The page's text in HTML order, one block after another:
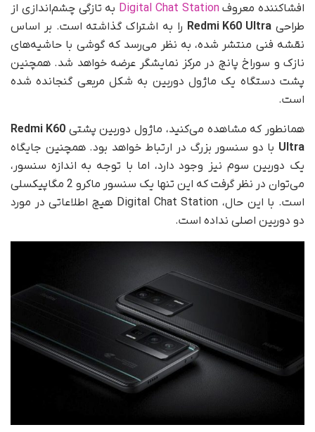
افشاکننده معروفDigital Chat Station به تازگی چشم‌اندازی از
طراحی Redmi K60 Ultra را به اشتراک گذاشته است. بر اساس
نقشه فنی منتشر شده، به نظر می‌رسد که گوشی با حاشیه‌های
نازک و سوراخ پانچ در مرکز نمایشگر عرضه خواهد شد. همچنین
پشت دستگاه یک ماژول دوربین به شکل مربعی گنجانده شده
است.
همانطور که مشاهده می‌کنید، ماژول دوربین پشتیRedmi K60
Ultra با دو سنسور بزرگ در ارتباط خواهد بود. همچنین جایگاه
یک دوربین سوم نیز وجود دارد، اما با توجه به اندازه سنسور،
می‌توان در نظر گرفت که این تنها یک سنسور ماکرو 2 مگاپیکسلی
است. با این حال، Digital Chat Station هیچ اطلاعاتی در مورد
دو دوربین اصلی نداده است.